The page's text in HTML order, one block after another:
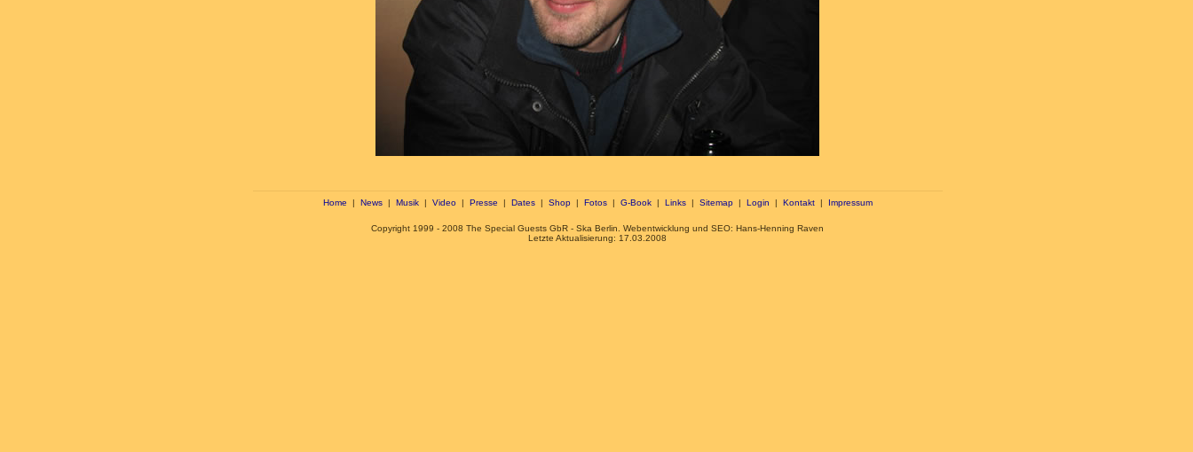
Home | News | Musik | Video | Presse | Dates | Shop | Fotos | G-Book | Links | Sitemap | Login | Kontakt | Impressum
Copyright 1999 - 2008 The Special Guests GbR - Ska Berlin. Webentwicklung und SEO: Hans-Henning Raven
Letzte Aktualisierung: 17.03.2008